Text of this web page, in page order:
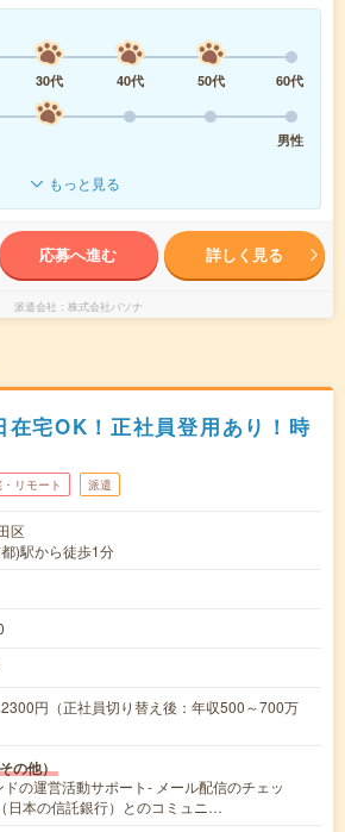
30代 40代 50代
60代
男性
もっと見る
応募へ進む 詳しく見る
派遣会社 株式会社パソナ
在宅OK！正社員登用あり！時
リモート 派遣
区
)駅から徒歩1分
円（正社員切り替え後：年収500～700万
の他）
の運営活動サポート- メール配信のチェッ
日本の信託銀行）とのコミュニ…